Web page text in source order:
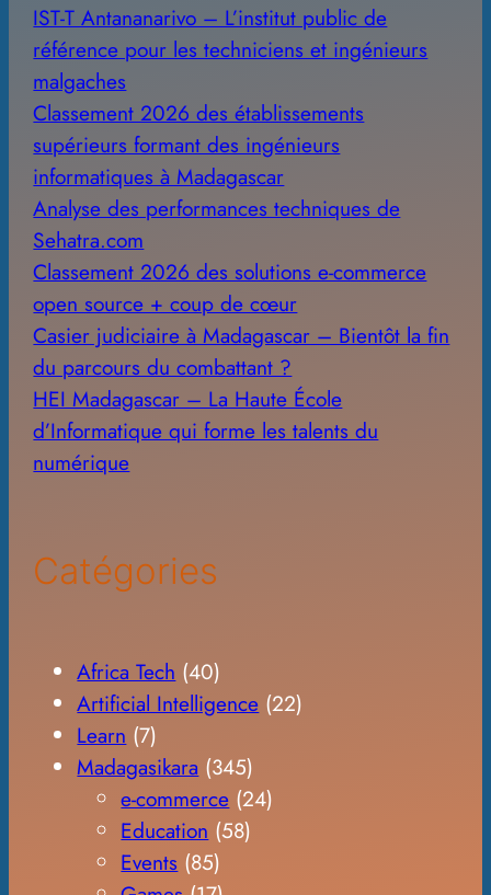
IST-T Antananarivo – L’institut public de
référence pour les techniciens et ingénieurs
malgaches
Classement 2026 des établissements
supérieurs formant des ingénieurs
informatiques à Madagascar
Analyse des performances techniques de
Sehatra.com
Classement 2026 des solutions e-commerce
open source + coup de cœur
Casier judiciaire à Madagascar – Bientôt la fin
du parcours du combattant ?
HEI Madagascar – La Haute École
d’Informatique qui forme les talents du
numérique
Catégories
Africa Tech (40)
Artificial Intelligence (22)
Learn (7)
Madagasikara (345)
e-commerce (24)
Education (58)
Events (85)